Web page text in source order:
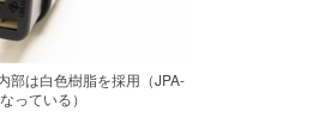
部は白色樹脂を採用（JPA-
っている）